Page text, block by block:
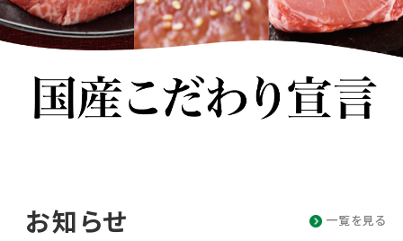
お知らせ 一覧を見る